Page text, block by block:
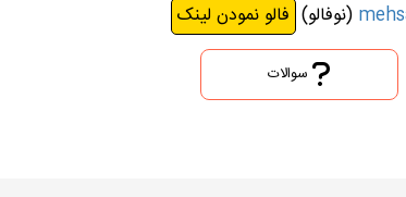
(نوفالو) فالو نمودن لینک
سوالات